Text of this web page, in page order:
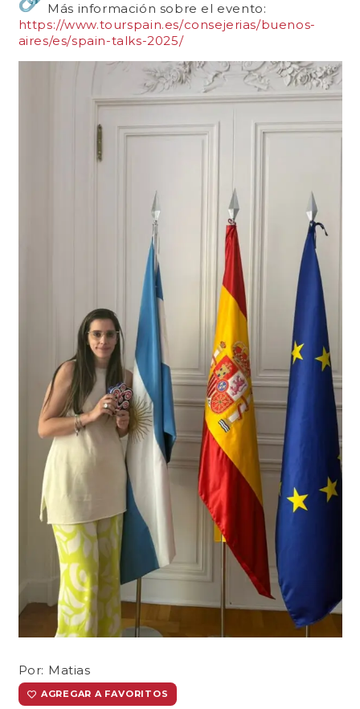
Más información sobre el evento:
https://www.tourspain.es/consejerias/buenos-
aires/es/spain-talks-2025/
Por: Matias
AGREGAR A FAVORITOS